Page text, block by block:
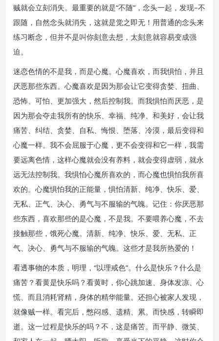
贼就会立刻消失。最重要的就是“不随”，念头一起，发现–不
跟随，自然念头就消失，这就是觉之即无！用普通的念头来
练习断念，但并不是叫你刻意去想，太刻意就容易变成强
迫。
迷恋色情的不是我，而是心魔。心魔喜欢，而我惧怕，并且
厌恶那些东西。心魔喜欢是因为那会让它变得贪婪、扭曲、
恐怖、可怕、更加强大，然后控制我。而我惧怕而厌恶，是
因为那会夺走我所有的快乐、幸福、纯净、和美好，会让我
痛苦、纠结、贪婪、自私、悔恨、堕落、冷漠，最后变得和
心魔一样。我不会屈服于心魔，更不会变得和它一样，我需
要远离色情，这样心魔就会没有养料，就会变得虚弱，就永
远无法控制我。我惧怕心魔所喜欢的，而心魔也惧怕我所喜
欢的。心魔惧怕我的正能量，惧怕清新、纯净、快乐、爱、
无私、正气、决心、勇气与不服输的气魄。记住：你厌恶那
些东西，喜欢那些的是心魔，不是我。不要喂养心魔，不去
接触那些，饿死心魔。清新、纯净、快乐、爱、无私、正
气、决心、勇气与不服输的气魄。这些才是我所热爱的！
看透事物的本质，明理，“以理戒色”。什么是快乐？什么是
痛苦？看黄是快乐吗？看黄时，你心跳加速、身体发凉、心
慌、而且消耗肾精，身体的精华能量。还担心被家人发现，
就像贼一样。看完后，憋闷感、遗精、累。而快感，转瞬即
逝。这一过程是快乐的吗？不，这是痛苦。而平静、微笑、